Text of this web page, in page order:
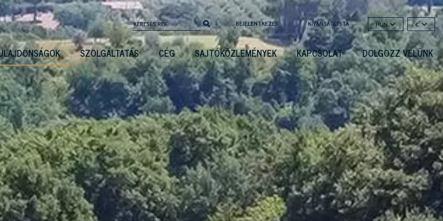
BEJELENTKEZÉS KÍVÁNSÁGLISTA HUN €
SZOLGÁLTATÁS CÉG SAJTÓKÖZLEMÉNYEK KAPCSOLAT DOLGOZZ VELÜNK